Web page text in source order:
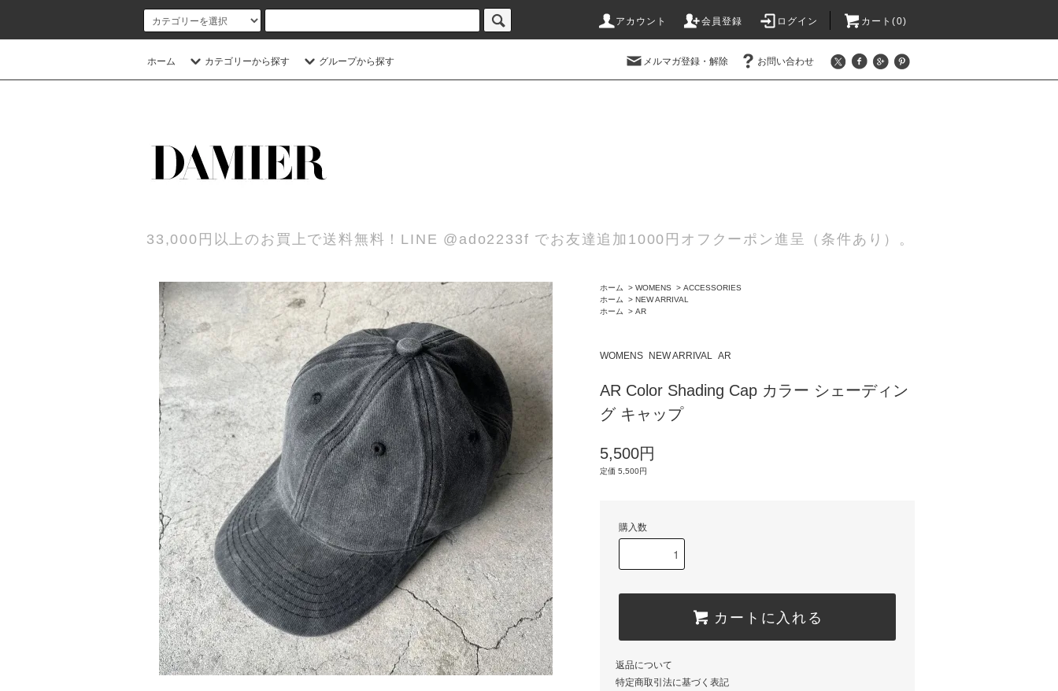
アカウント 会員登録 ログイン カート(0)
ホーム カテゴリーから探す グループから探す メルマガ登録・解除 お問い合わせ
33,000円以上のお買上で送料無料！LINE @ado2233f でお友達追加1000円オフクーポン進呈（条件あり）。
ホーム > WOMENS > ACCESSORIES
ホーム
> NEW ARRIVAL
ホーム
> AR
WOMENS NEW ARRIVAL AR
AR Color Shading Cap カラー シェーディン
グ キャップ
5,500円
定価 5,500円
購入数
カートに入れる
返品について
特定商取引法に基づく表記